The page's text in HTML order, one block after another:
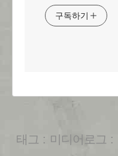
구독하기
태그 : 미디어로그 :